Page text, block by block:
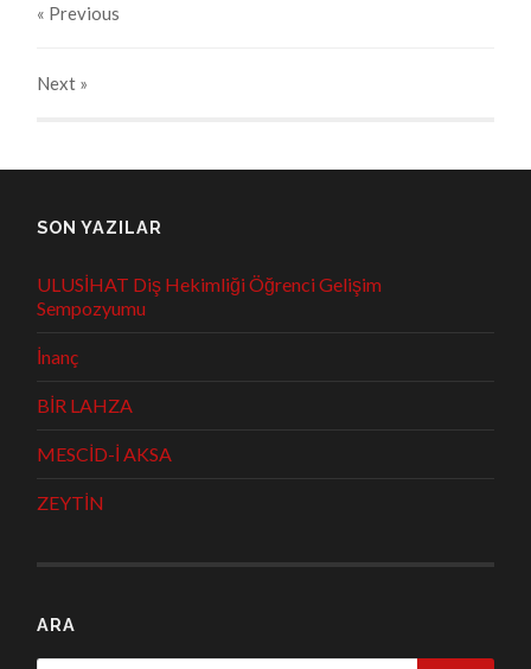
« Previous
Next »
SON YAZILAR
ULUSİHAT Diş Hekimliği Öğrenci Gelişim
Sempozyumu
İnanç
BİR LAHZA
MESCİD-İ AKSA
ZEYTİN
ARA